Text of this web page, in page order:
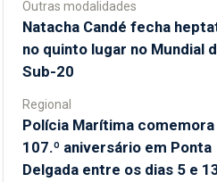
Outras modalidades
Natacha Candé fecha
no quinto lugar no Mundial
Sub-20
Regional
Polícia Marítima comemora
107.º aniversário em Ponta
Delgada entre os dias 5 e